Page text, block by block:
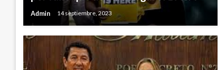
Admin 14 septiembre, 2023